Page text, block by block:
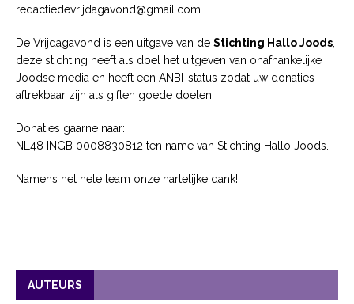
redactiedevrijdagavond@gmail.com
De Vrijdagavond is een uitgave van de Stichting Hallo Joods,
deze stichting heeft als doel het uitgeven van onafhankelijke
Joodse media en heeft een ANBI-status zodat uw donaties
aftrekbaar zijn als giften goede doelen.
Donaties gaarne naar:
NL48 INGB 0008830812 ten name van Stichting Hallo Joods.
Namens het hele team onze hartelijke dank!
AUTEURS